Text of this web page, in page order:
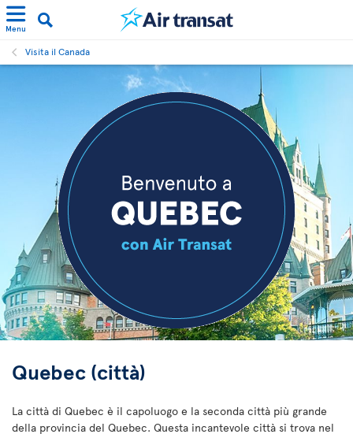
Menu
Visita il Canada
Quebec (città)
La città di Quebec è il capoluogo e la seconda città più grande
della provincia del Quebec. Questa incantevole città si trova nel